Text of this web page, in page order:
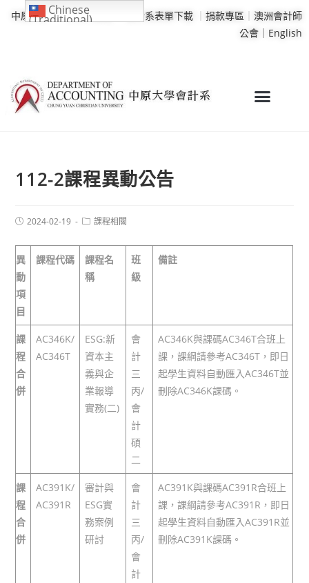
中原大學｜學校行事曆 會計系表單下載 ｜ 捐款專區 ｜ 澳洲會計師
公會｜ English
112-2課程異動公告
2024-02-19 課程相關
異
動
項
目
課程代碼
課程名
稱
班
級
備註
課
程
合
併
AC346K/
AC346T
ESG:新
資本主
義與企
業報導
實務(二)
會
計
三
丙/
會
計
碩
二
AC346K與課碼AC346T合班上
課，課綱請參考AC346T，即日
起學生資料自動匯入AC346T並
刪除AC346K課碼。
課
程
合
併
AC391K/
AC391R
審計與
ESG實
務案例
研討
會
計
三
丙/
會
計
AC391K與課碼AC391R合班上
課，課綱請參考AC391R，即日
起學生資料自動匯入AC391R並
刪除AC391K課碼。
Chinese
(Traditional)